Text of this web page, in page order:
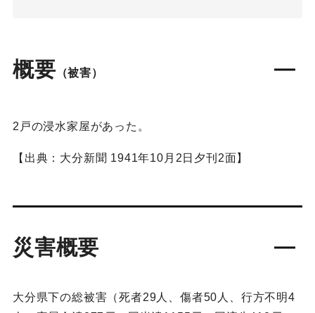
概要 （被害）
2戸の浸水家屋があった。
【出典：大分新聞 1941年10月2日夕刊2面】
災害概要
大分県下の総被害（死者29人、傷者50人、行方不明4